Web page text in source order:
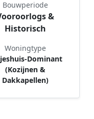
Bouwperiode
&
Historisch
Woningtype
Dominant
(Kozijnen &
Dakkapellen)